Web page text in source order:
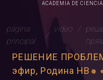
ACADEMIA DE
página
principal
video
РЕШЕНИЕ
эфир, Родина НВ